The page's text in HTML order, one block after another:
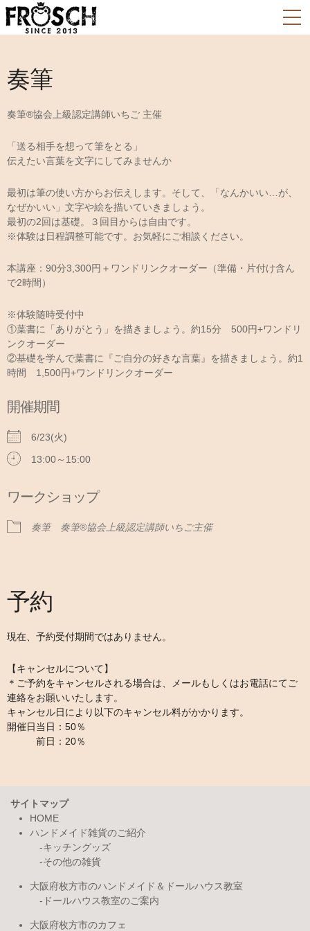
奏筆
奏筆®協会上級認定講師いちご 主催
「送る相手を想って筆をとる」
伝えたい言葉を文字にしてみませんか
最初は筆の使い方からお伝えします。そして、「なんかいい…が、
なぜかいい」文字や絵を描いていきましょう。
最初の2回は基礎。３回目からは自由です。
※体験は日程調整可能です。お気軽にご相談ください。
本講座：90分3,300円＋ワンドリンクオーダー（準備・片付け含ん
で2時間）
※体験随時受付中
①葉書に「ありがとう」を描きましょう。約15分 500円+ワンドリ
ンクオーダー
②基礎を学んで葉書に『ご自分の好きな言葉』を描きましょう。約1
時間 1,500円+ワンドリンクオーダー
開催期間
6/23(火)
13:00～15:00
ワークショップ
奏筆 奏筆®協会上級認定講師いちご主催
予約
現在、予約受付期間ではありません。
【キャンセルについて】
＊ご予約をキャンセルされる場合は、メールもしくはお電話にてご
連絡をお願いいたします。
キャンセル日により以下のキャンセル料がかかります。
開催日当日：50％
前日：20％
サイトマップ
HOME
ハンドメイド雑貨のご紹介
キッチングッズ
その他の雑貨
大阪府枚方市のハンドメイド＆ドールハウス教室
ドールハウス教室のご案内
大阪府枚方市のカフェ